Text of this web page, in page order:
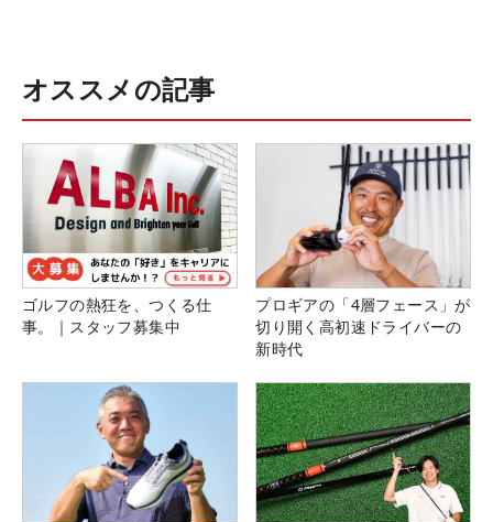
オススメの記事
ゴルフの熱狂を、つくる仕
事。｜スタッフ募集中
プロギアの「4層フェース」が
切り開く高初速ドライバーの
新時代